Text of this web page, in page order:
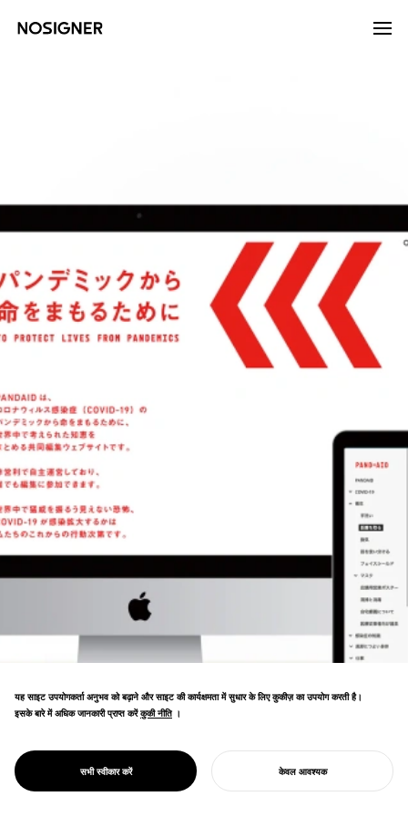
होम
PROJECT
PANDAID
साझा किए गए, जिससे संक्रमण रोकथाम के लिए एक
डिज़ाइन-संचालित आंदोलन का निर्माण हुआ।
यह साइट उपयोगकर्ता अनुभव को बढ़ाने और साइट की कार्यक्षमता में सुधार के लिए कुकीज़ का उपयोग करती है।
इसके बारे में अधिक जानकारी प्राप्त करें कुकी नीति
कुकी नीति ।
सभी स्वीकार करें केवल आवश्यक